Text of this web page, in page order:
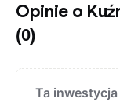
Opinie o
(0)
Ta